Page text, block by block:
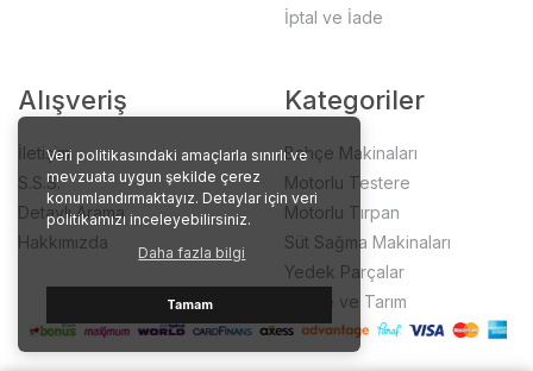
Veri politikasındaki amaçlarla sınırlı ve
mevzuata uygun şekilde çerez
konumlandırmaktayız. Detaylar için veri
politikamızı inceleyebilirsiniz.
Daha fazla bilgi
Tamam
İptal ve İade
Alışveriş
İletişim
S.S.S.
Detaylı Arama
Hakkımızda
Kategoriler
Bahçe Makinaları
Motorlu Testere
Motorlu Tırpan
Süt Sağma Makinaları
Yedek Parçalar
Bahçe ve Tarım